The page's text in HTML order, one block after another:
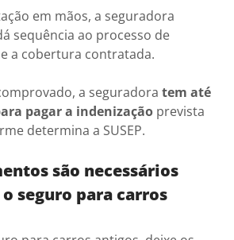
em mãos, a seguradora
sequência ao processo de
a cobertura contratada.
a seguradora tem até
pagar a indenização prevista
determina a SUSEP.
são necessários
seguro para carros